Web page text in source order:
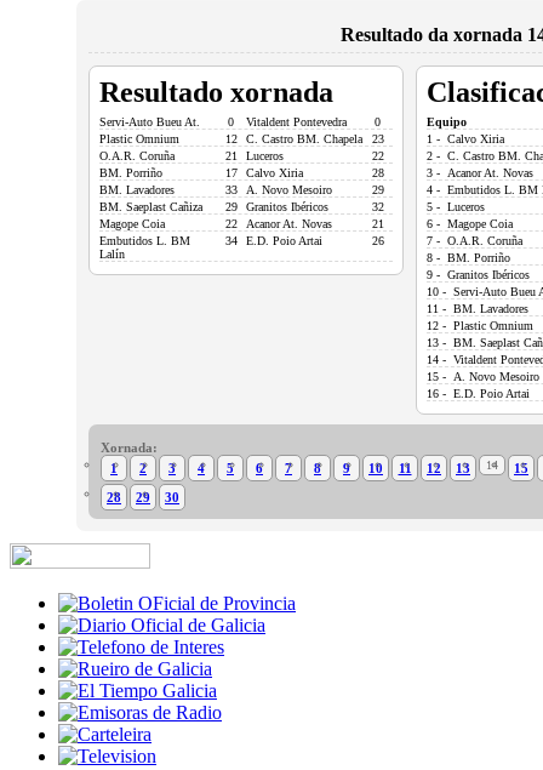
Resultado da xornada
Resultado xornada
Servi-Auto Bueu At. 0 Vitaldent Pontevedra
0
Plastic Omnium
12 C. Castro BM. Chapela
23
O.A.R. Coruña
21 Luceros
22
BM. Porriño
17 Calvo Xiria
28
BM. Lavadores
33 A. Novo Mesoiro
29
BM. Saeplast Cañiza
29 Granitos Ibéricos
32
Magope Coia
22 Acanor At. Novas
21
Embutidos L. BM
Lalín
34 E.D. Poio Artai 26
Equipo
1 - Calvo Xiria
2 - C. Castro BM.
3 - Acanor At. Novas
4 - Embutidos L. BM
5 - Luceros
6 - Magope Coia
7 - O.A.R. Coruña
8 - BM. Porriño
9 - Granitos Ibéricos
10 - Servi-Auto Bueu
11 - BM. Lavadores
12 - Plastic Omnium
13 - BM. Saeplast
14 - Vitaldent
15 - A. Novo Mesoiro
16 - E.D. Poio Artai
Xornada:
1
2 3 4 5 6 7 8 9 10 11 12 13 14
15
28
29 30